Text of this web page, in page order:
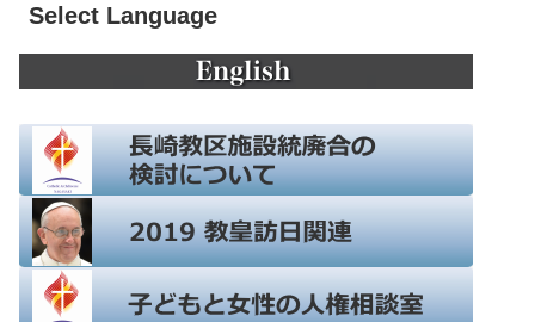
Select Language